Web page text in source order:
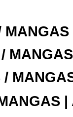
/
|